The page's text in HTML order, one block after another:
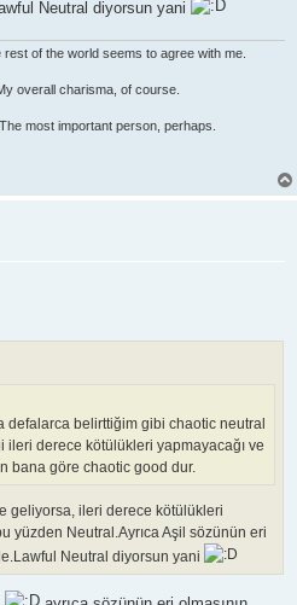
Neutral diyorsun yani
of the world seems to agree with me.
overall charisma, of course.
most important person, perhaps.
defalarca belirttiğim gibi chaotic neutral
derece kötülükleri yapmayacağı ve
bana göre chaotic good dur.
geliyorsa, ileri derece kötülükleri
yüzden Neutral.Ayrıca Aşil sözünün eri
Neutral diyorsun yani